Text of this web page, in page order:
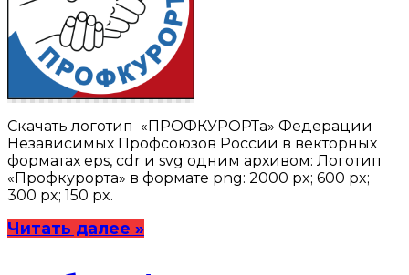
Скачать логотип «ПРОФКУРОРТа» Федерации
Независимых Профсоюзов России в векторных
форматах eps, cdr и svg одним архивом: Логотип
«Профкурорта» в формате png: 2000 px; 600 px;
300 px; 150 px.
Читать далее »